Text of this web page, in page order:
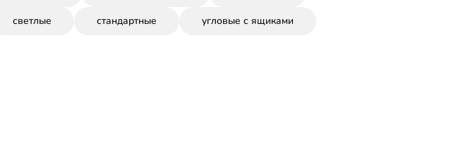
светлые стандартные угловые с ящиками